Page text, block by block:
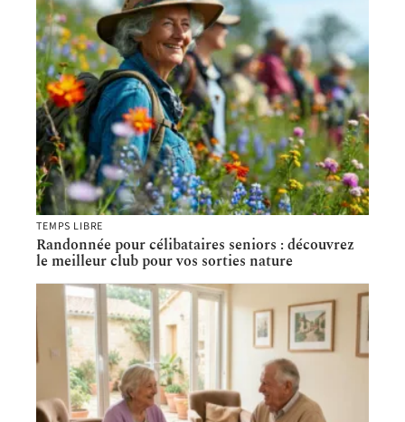
TEMPS LIBRE
Randonnée pour célibataires seniors : découvrez
le meilleur club pour vos sorties nature